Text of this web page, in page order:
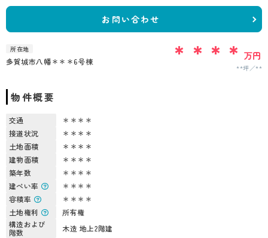
お問い合わせ
所在地
多賀城市八幡＊＊＊6号棟 ＊＊＊＊ 万円
**坪 **
物件概要
交通
＊＊＊＊
接道状況
＊＊＊＊
土地面積
＊＊＊＊
建物面積
＊＊＊＊
築年数
＊＊＊＊
建ぺい率
＊＊＊＊
容積率
＊＊＊＊
土地権利
所有権
構造および
階数
木造 地上2階建